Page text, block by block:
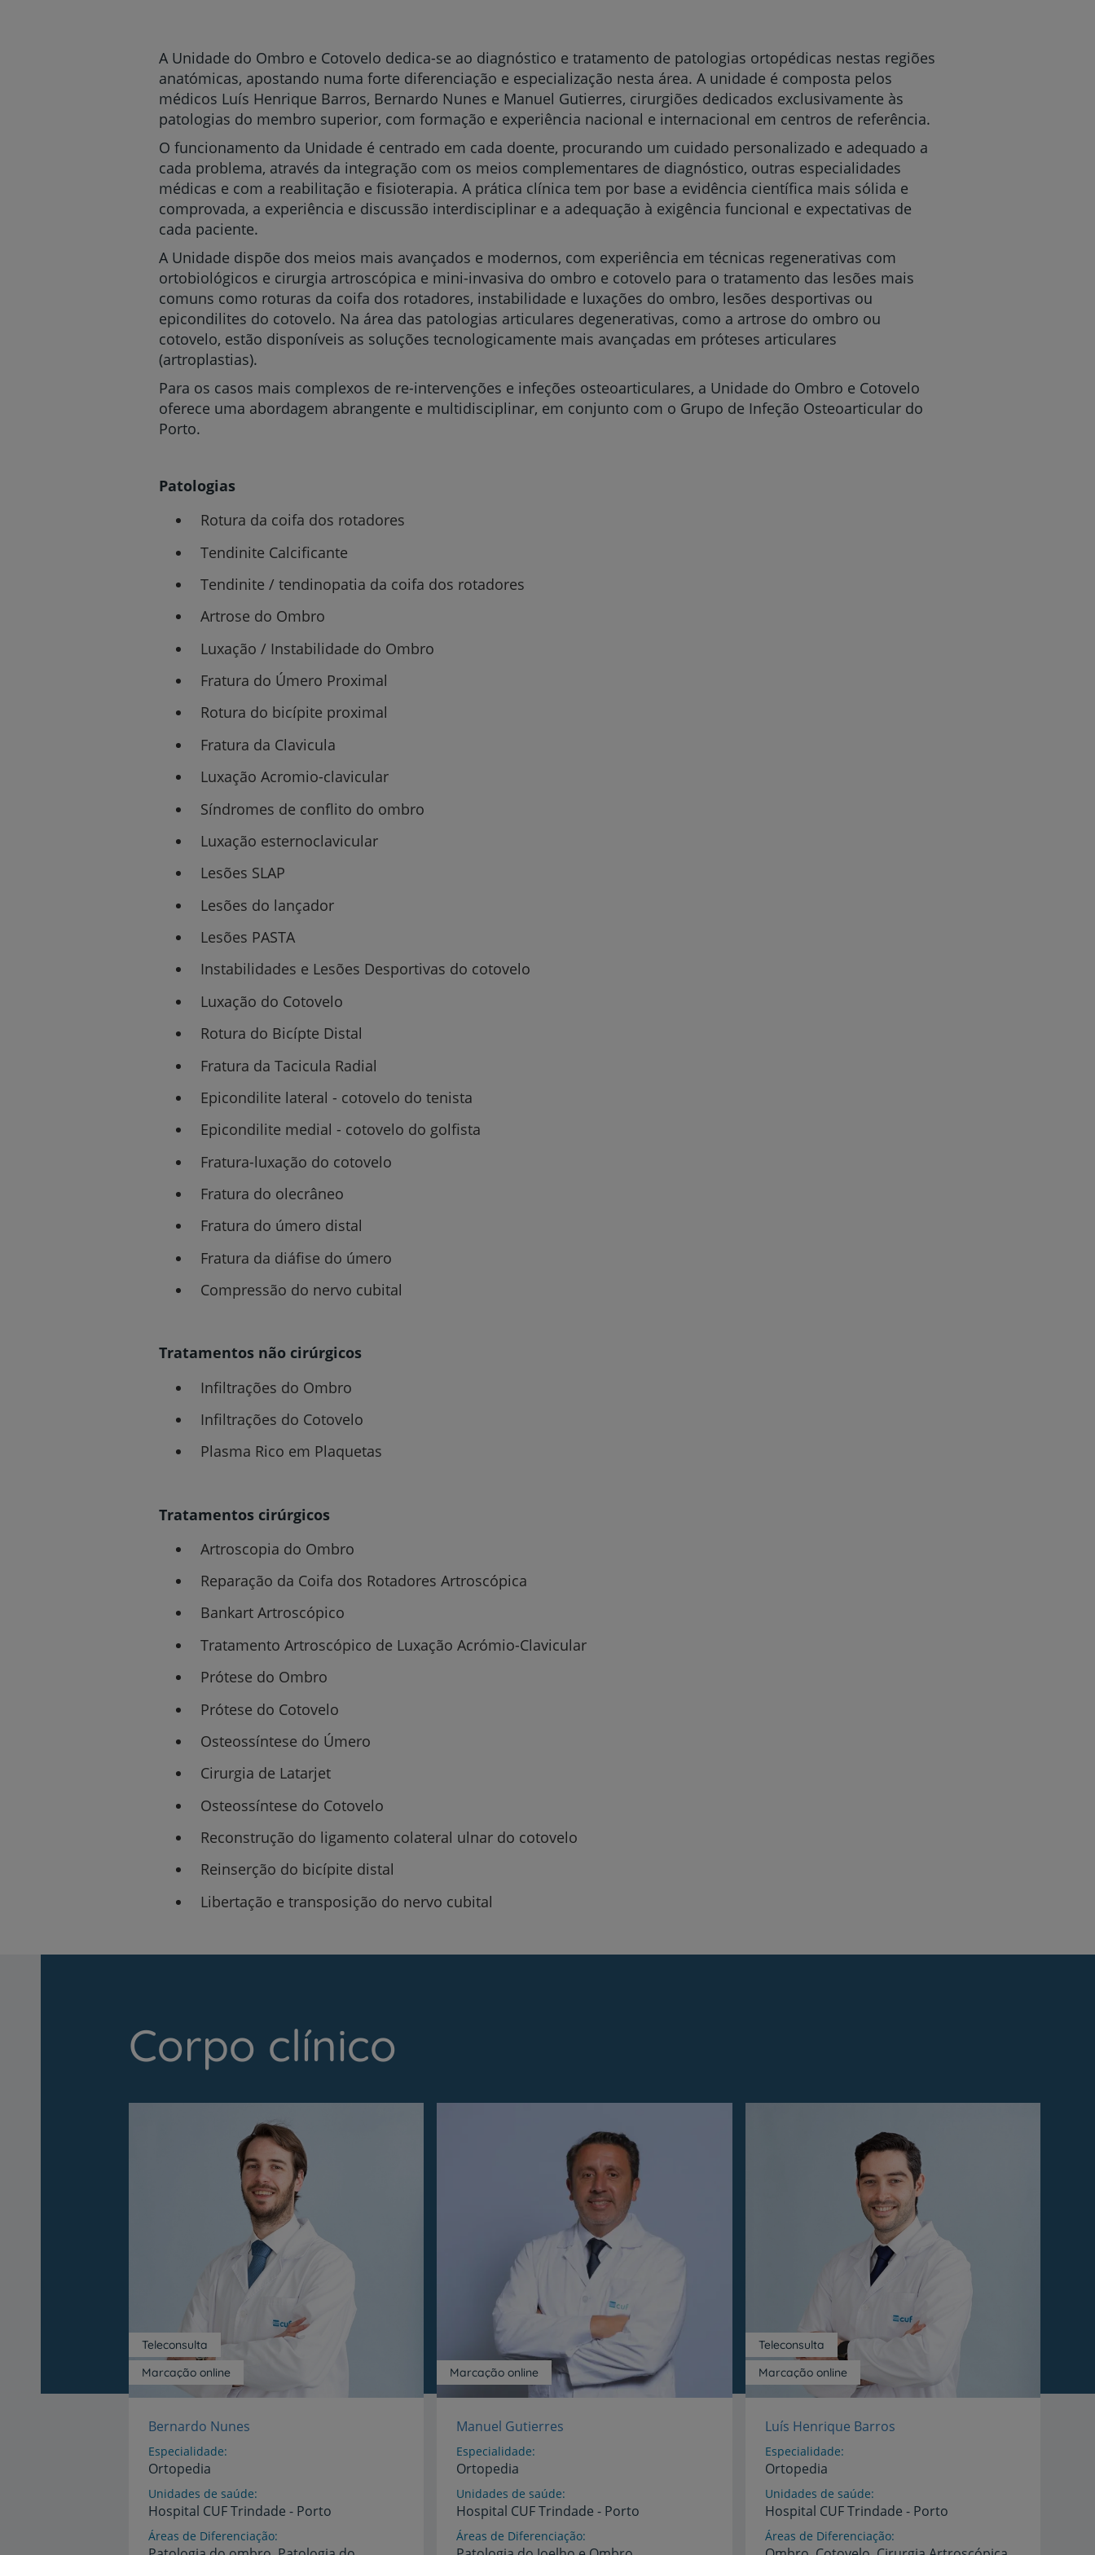
Grandes Áreas da Saúde
Plano +CUF
CUF Academic Center
Sobre nós
A Unidade do Ombro e Cotovelo dedica-se ao diagnóstico e tratamento de patologias ortopédicas nestas regiões
anatómicas, apostando numa forte diferenciação e especialização nesta área. A unidade é composta pelos
médicos Luís Henrique Barros, Bernardo Nunes e Manuel Gutierres, cirurgiões dedicados exclusivamente às
patologias do membro superior, com formação e experiência nacional e internacional em centros de referência.
O funcionamento da Unidade é centrado em cada doente, procurando um cuidado personalizado e adequado a
cada problema, através da integração com os meios complementares de diagnóstico, outras especialidades
médicas e com a reabilitação e fisioterapia. A prática clínica tem por base a evidência científica mais sólida e
comprovada, a experiência e discussão interdisciplinar e a adequação à exigência funcional e expectativas de
cada paciente.
A Unidade dispõe dos meios mais avançados e modernos, com experiência em técnicas regenerativas com
ortobiológicos e cirurgia artroscópica e mini-invasiva do ombro e cotovelo para o tratamento das lesões mais
comuns como roturas da coifa dos rotadores, instabilidade e luxações do ombro, lesões desportivas ou
epicondilites do cotovelo. Na área das patologias articulares degenerativas, como a artrose do ombro ou
cotovelo, estão disponíveis as soluções tecnologicamente mais avançadas em próteses articulares
(artroplastias).
Para os casos mais complexos de re-intervenções e infeções osteoarticulares, a Unidade do Ombro e Cotovelo
oferece uma abordagem abrangente e multidisciplinar, em conjunto com o Grupo de Infeção Osteoarticular do
Porto.
Patologias
Rotura da coifa dos rotadores
Tendinite Calcificante
Tendinite / tendinopatia da coifa dos rotadores
Artrose do Ombro
Luxação / Instabilidade do Ombro
Fratura do Úmero Proximal
Rotura do bicípite proximal
Fratura da Clavicula
Luxação Acromio-clavicular
Síndromes de conflito do ombro
Luxação esternoclavicular
Lesões SLAP
Lesões do lançador
Lesões PASTA
Instabilidades e Lesões Desportivas do cotovelo
Luxação do Cotovelo
Rotura do Bicípte Distal
Fratura da Tacicula Radial
Epicondilite lateral - cotovelo do tenista
Epicondilite medial - cotovelo do golfista
Fratura-luxação do cotovelo
Fratura do olecrâneo
Fratura do úmero distal
Fratura da diáfise do úmero
Compressão do nervo cubital
Tratamentos não cirúrgicos
Infiltrações do Ombro
Infiltrações do Cotovelo
Plasma Rico em Plaquetas
Tratamentos cirúrgicos
Artroscopia do Ombro
Reparação da Coifa dos Rotadores Artroscópica
Bankart Artroscópico
Tratamento Artroscópico de Luxação Acrómio-Clavicular
Prótese do Ombro
Prótese do Cotovelo
Osteossíntese do Úmero
Cirurgia de Latarjet
Osteossíntese do Cotovelo
Reconstrução do ligamento colateral ulnar do cotovelo
Reinserção do bicípite distal
Libertação e transposição do nervo cubital
Corpo clínico
Marcação online
Teleconsulta
Bernardo Nunes
Especialidade
Ortopedia
Unidades de saúde
Hospital CUFTrindade - Porto
Áreas de Diferenciação
Marcação online
Manuel Gutierres
Especialidade
Ortopedia
Unidades de saúde
Hospital CUFTrindade - Porto
Áreas de Diferenciação
Marcação online
Teleconsulta
Luís Henrique Barros
Especialidade
Ortopedia
Unidades de saúde
Hospital CUFTrindade - Porto
Áreas de Diferenciação